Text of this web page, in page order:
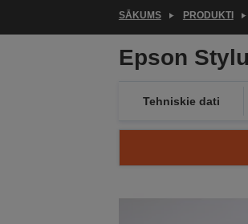
SĀKUMS PRODUKTI
Epson
Tehniskie dati